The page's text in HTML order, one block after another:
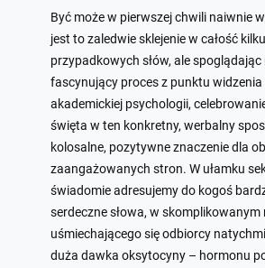
Być może w pierwszej chwili naiwnie
jest to zaledwie sklejenie w całość kilku
przypadkowych słów, ale spoglądając
fascynujący proces z punktu widzenia
akademickiej psychologii,
święta w ten konkretny, werbalny
kolosalne, pozytywne znaczenie dla
zaangażowanych stron. W ułamku
świadomie adresujemy do kogoś
serdeczne słowa, w skomplikowanym
uśmiechającego się odbiorcy
duża dawka oksytocyny – hormonu